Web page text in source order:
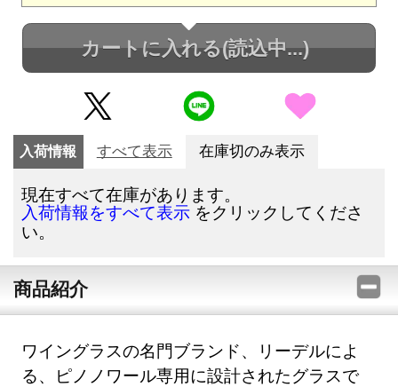
カートに入れる(読込中...)
入荷情報 すべて表示 在庫切のみ表示
現在すべて在庫があります。
入荷情報をすべて表示 をクリックしてくださ
い。
商品紹介
ワイングラスの名門ブランド、リーデルによ
る、ピノノワール専用に設計されたグラスで